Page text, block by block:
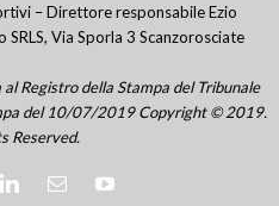
– Direttore responsabile Ezio
Via Sporla 3 Scanzorosciate
Registro della Stampa del Tribunale
del 10/07/2019 Copyright © 2019.
Reserved.